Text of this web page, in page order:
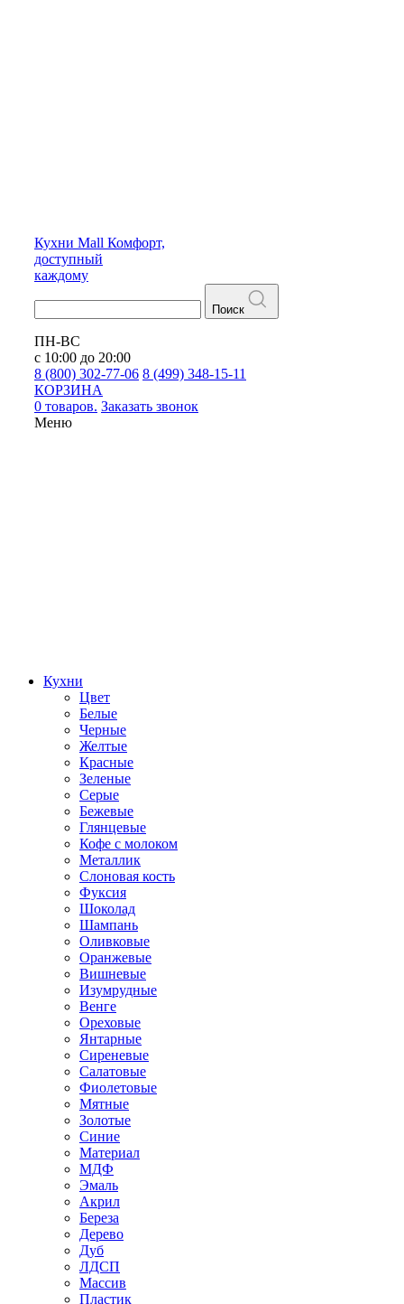
Кухни Mall Комфорт,
доступный
каждому
Поиск
ПН-ВС
с 10:00 до 20:00
8 (800) 302-77-06 8 (499) 348-15-11
КОРЗИНА
0 товаров. Заказать звонок
Меню
Кухни
Цвет
Белые
Черные
Желтые
Красные
Зеленые
Серые
Бежевые
Глянцевые
Кофе с молоком
Металлик
Слоновая кость
Фуксия
Шоколад
Шампань
Оливковые
Оранжевые
Вишневые
Изумрудные
Венге
Ореховые
Янтарные
Сиреневые
Салатовые
Фиолетовые
Мятные
Золотые
Синие
Материал
МДФ
Эмаль
Акрил
Береза
Дерево
Дуб
ЛДСП
Массив
Пластик